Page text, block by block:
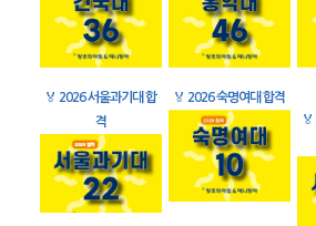
🏅 2026 서울과기대 합
격
🏅 2026 숙명여대 합격
🏅